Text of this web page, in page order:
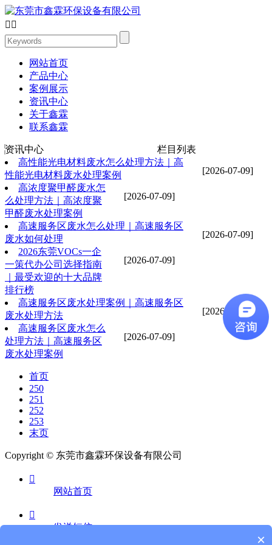
 
网站首页
产品中心
案例展示
资讯中心
关于鑫霖
联系鑫霖
资讯中心 栏目列表
[2026-07-09]
高性能光电材料废水怎么处理方法｜高
性能光电材料废水处理案例
[2026-07-09]
高浓度聚甲醛废水怎
么处理方法｜高浓度聚
甲醛废水处理案例
[2026-07-09]
高速服务区废水怎么处理｜高速服务区
废水如何处理
[2026-07-09]
2026东莞VOCs一企
一策代办公司选择指南
｜最受欢迎的十大品牌
排行榜
[2026-07-09]
高速服务区废水处理案例｜高速服务区
废水处理方法
[2026-07-09]
高速服务区废水怎么
处理方法｜高速服务区
废水处理案例
首页
250
251
252
253
末页
Copyright © 东莞市鑫霖环保设备有限公司

网站首页

发送短信
×